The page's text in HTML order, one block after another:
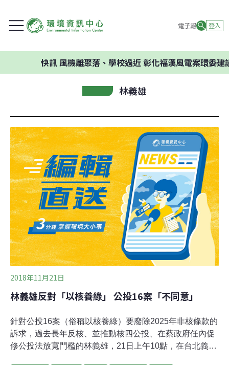
電子報 登入
風機離聚落、學校過近 彰化福漢風電案環委建議不
林義雄
2018年11月21日
林義雄反對「以核養綠」 公投16案「不同意」
針對公投16案（俗稱以核養綠）要廢除2025年非核條款的
訴求，過去長年反核、並推動核四公投、在蔡政府任內促
修公投法放寬門檻的林義雄，21日上午10點，在台北義光